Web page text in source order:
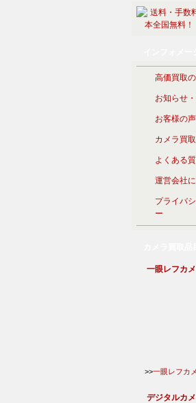
高価買取
お知らせ
お客様の
カメラ買
よくある
運営会社
プライバ
ー
一眼レフカ
>>一眼レフカ
デジタルカ